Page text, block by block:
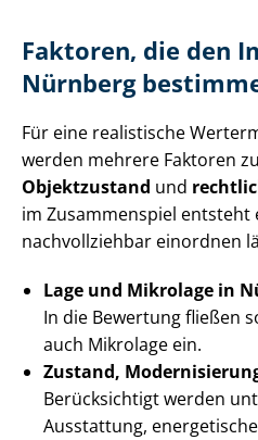
Faktoren, die den
Nürnberg
Für eine realistische
werden mehrere Faktoren
Objektzustand und
im Zusammenspiel entsteht
nachvollziehbar einordnen
Lage und Mikrolage in
In die Bewertung fließen
auch Mikrolage ein.
Zustand,
Berücksichtigt werden
Ausstattung,